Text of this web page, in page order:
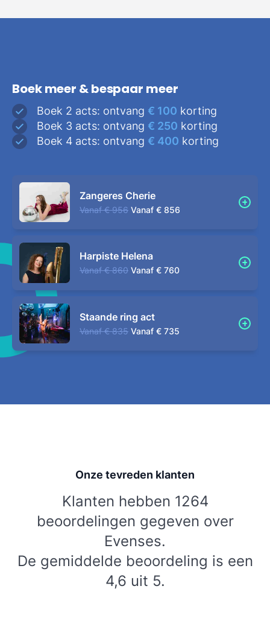
Boek meer & bespaar meer
Boek 2 acts: ontvang € 100 korting
Boek 3 acts: ontvang € 250 korting
Boek 4 acts: ontvang € 400 korting
Zangeres Cherie
Vanaf € 956 Vanaf € 856
Harpiste Helena
Vanaf € 860 Vanaf € 760
Staande ring act
Vanaf € 835 Vanaf € 735
Onze tevreden klanten
Klanten hebben 1264
beoordelingen gegeven over
Evenses.
De gemiddelde beoordeling is een
4,6 uit 5.